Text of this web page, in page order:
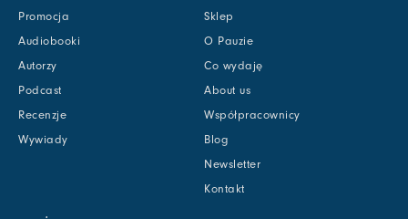
Promocja
Audiobooki
Autorzy
Podcast
Recenzje
Wywiady
Sklep
O Pauzie
Co wydaję
About us
Współpracownicy
Blog
Newsletter
Kontakt